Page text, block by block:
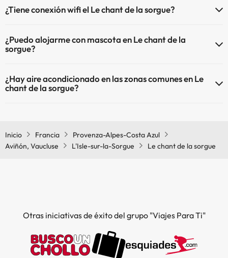
¿Tiene conexión wifi el Le chant de la sorgue?
¿Puedo alojarme con mascota en Le chant de la
sorgue?
¿Hay aire acondicionado en las zonas comunes en Le
chant de la sorgue?
Inicio
Francia
Provenza-Alpes-Costa Azul
Aviñón, Vaucluse
L'Isle-sur-la-Sorgue Le chant de la sorgue
Otras iniciativas de éxito del grupo "Viajes Para Ti"